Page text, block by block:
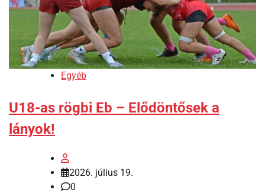
Egyéb
U18-as rögbi Eb – Elődöntősek a
lányok!
2026. július 19.
0